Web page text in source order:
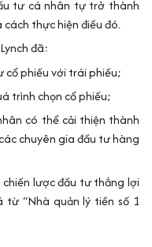
tư cá nhân tự trở thành
cách thực hiện điều đó.
đã:
cổ phiếu với trái phiếu;
trình chọn cổ phiếu;
có thể cải thiện thành
chuyên gia đầu tư hàng
lược đầu tư thắng lợi
từ “Nhà quản lý tiền số 1